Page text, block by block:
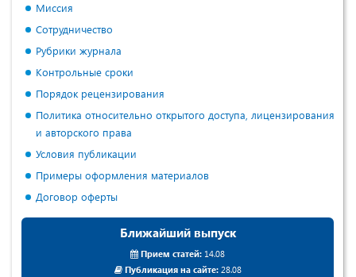
Миссия
Сотрудничество
Рубрики журнала
Контрольные сроки
Порядок рецензирования
Политика относительно открытого доступа, лицензирования
и авторского права
Условия публикации
Примеры оформления материалов
Договор оферты
Ближайший выпуск
Прием статей: 14.08
Публикация на сайте:28.08